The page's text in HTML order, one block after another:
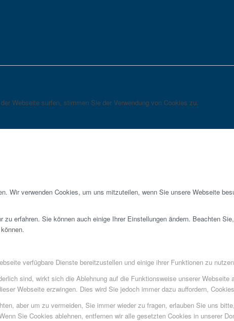
Webseite surfen, stimmen Sie der Verwendung von Cookies zu.
Wir verwenden Cookies, um uns mitzuteilen, wenn Sie unsere Webseite
erfahren. Sie können auch einige Ihrer Einstellungen ändern. Beachten
verfügbare Dienste bereitzustellen und einige ihrer Funktionen zu
sind, wirkt sich die Ablehnung auf die Funktionsweise unserer
Webseite erzwingen. Dies wird Sie jedoch immer dazu auffordern,
aber um zu vermeiden, Sie immer wieder zu fragen, erlauben Sie uns
Sie Cookies ablehnen, entfernen wir alle gesetzten Cookies in unserer